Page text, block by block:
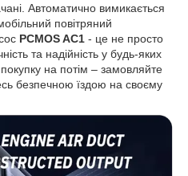
Автоматично вимикається
повітряний
PCMOS AC1 - це не просто
та надійність у будь-яких
на потім – замовляйте
безпечною їздою на своєму